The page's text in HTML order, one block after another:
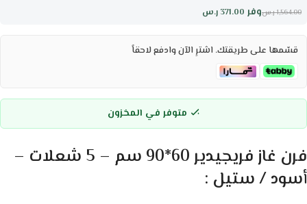
وفر 371.00 ر.س 1,564.00 ر.س
قسّمها على طريقتك. اشترِ الآن وادفع لاحقاً
متوفر في المخزون
فرن غاز فريجيدير 60*90 سم – 5 شعلات –
أسود / ستيل :